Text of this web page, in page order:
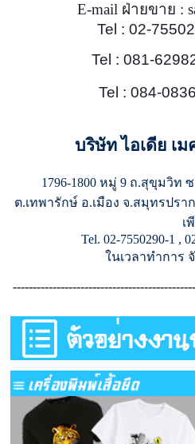
E-mail ฝ่ายขาย :
Tel : 02-
Tel : 081-
Tel : 084-
บริษัท ไอเดีย เ
1796-1800 หมู่ 9 ถ.สุขุมวิท
ต.เทพารักษ์ อ.เมือง จ.สมุทรปร
เ
Tel. 02-7550290-1 ,
ในเวลาทำการ